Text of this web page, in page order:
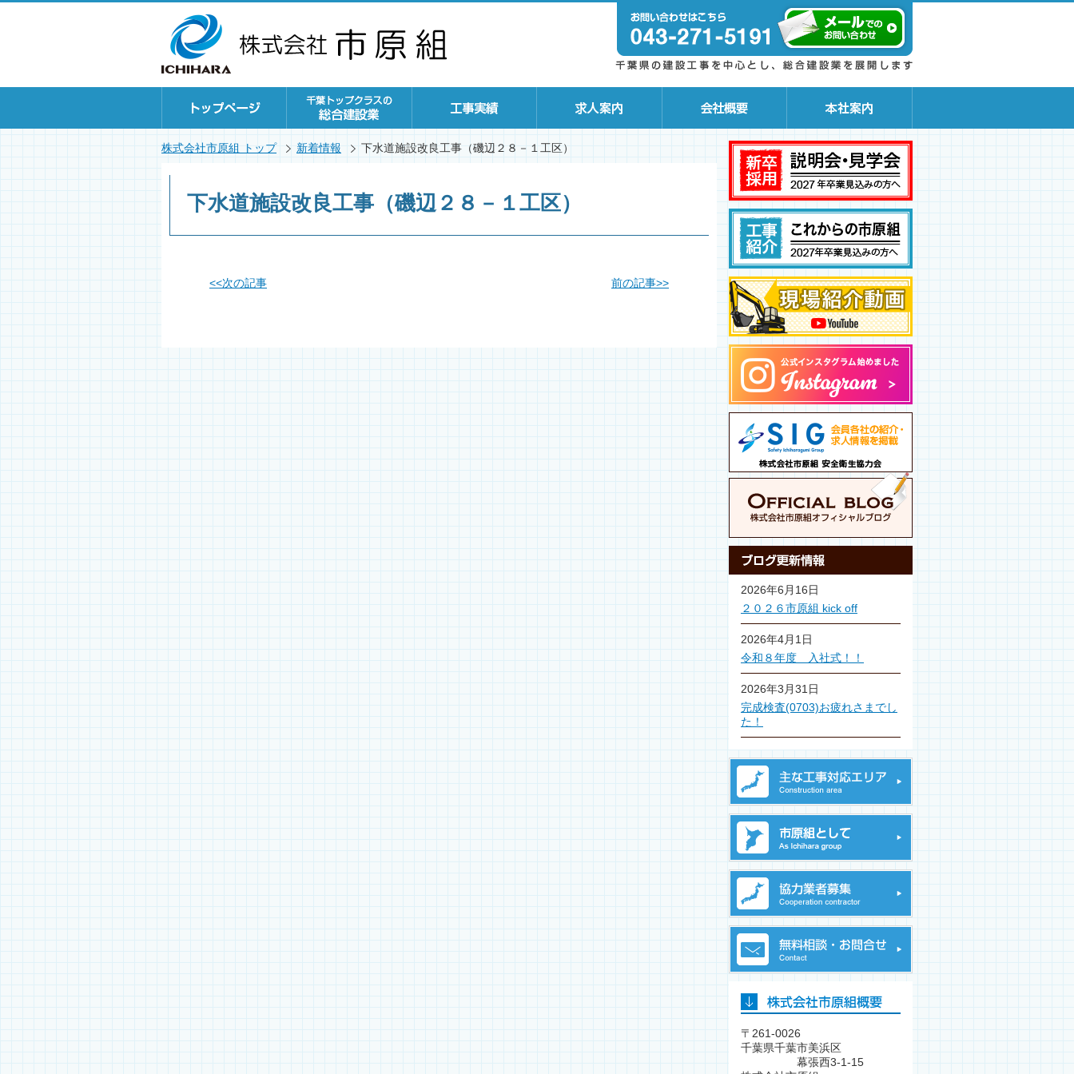
株式会社市原組 トップ 新着情報 下水道施設改良工事（磯辺２８－１工区）
下水道施設改良工事（磯辺２８－１工区）
<<次の記事 前の記事>>
2026年6月16日
２０２６市原組 kick off
2026年4月1日
令和８年度 入社式！！
2026年3月31日
完成検査(0703)お疲れさまでし
た！
〒261-0026
千葉県千葉市美浜区
幕張西3-1-15